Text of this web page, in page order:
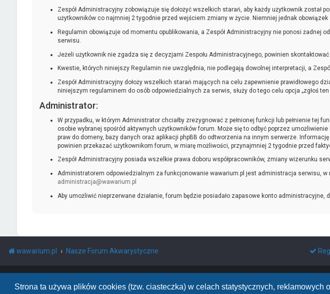
Strona ta używa plików cookies (tzw. ciasteczka) w celach statystycznych,
Zespół Administracyjny zobowiązuje się dołożyć wszelkich starań, aby każdy użytkownik
użytkowników co najmniej 2 tygodnie przed wejściem zmiany w życie. Niemniej jednak
Regulamin obowiązuje od momentu opublikowania, a Zespół Administracyjny nie ponosi
serwisu.
Jeżeli użytkownik nie zgadza się z decyzjami Zespołu Administracyjnego, powinien
Kwestie, których niniejszy Regulamin nie uwzględnia, nie podlegają dowolnej interpretacji, a
Zespół Administracyjny dołoży wszelkich starań mających na celu zapewnienie prawidłowego
niniejszym regulaminem do osób odpowiedzialnych za serwis, służy do tego celu opcja „zgłoś ten
Administrator:
W przypadku, w którym Administrator chciałby zrezygnować z pełnionej funkcji lub pełnienie
osobie wybranej spośród aktywnych użytkowników forum. Może się to odbyć poprzez
praw do domeny, bazy danych oraz aplikacji phpBB do odtworzenia na innym serwerze.
powinien przekazać użytkownikom forum, w miarę możliwości, przynajmniej 2 tygodnie przed
Zespół Administracyjny posiada wszelkie prawa doboru współpracowników, zmiany wizerunku
Administratorem odpowiedzialnym za funkcjonowanie wawarium.pl jest administracja serwisu, w
administracja@wawarium.pl
Aby umożliwić nieprzerwane działanie, forum będzie posiadało zapasowe konto administracyjne,
wawarium.pl Nasze Forum Akwarystyczne
Polski pakiet językowy dostarczaphpBB.pl